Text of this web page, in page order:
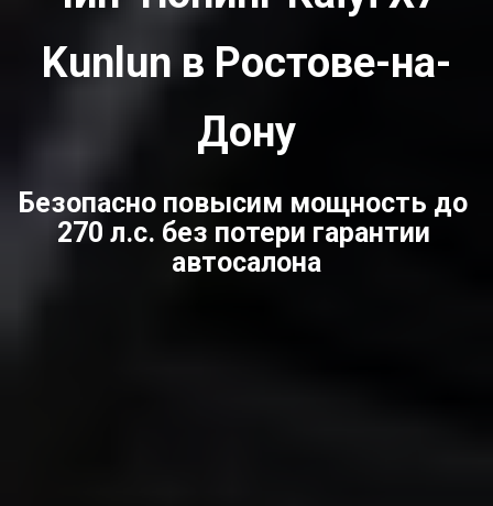
Kunlun в Ростове-на-
Дону
Безопасно повысим мощность до
270 л.с. без потери гарантии
автосалона